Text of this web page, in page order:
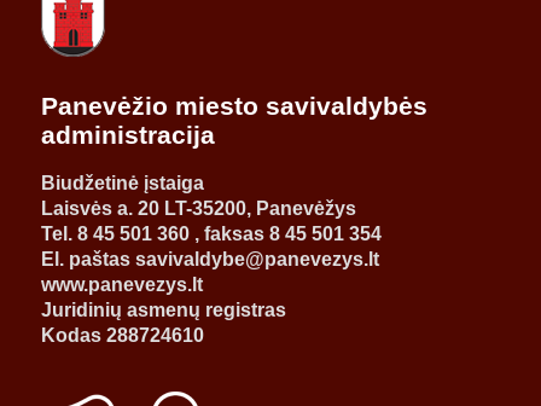
Panevėžio miesto savivaldybės
administracija
Biudžetinė įstaiga
Laisvės a. 20 LT-35200, Panevėžys
Tel. 8 45 501 360 , faksas 8 45 501 354
El. paštas savivaldybe@panevezys.lt
www.panevezys.lt
Juridinių asmenų registras
Kodas 288724610